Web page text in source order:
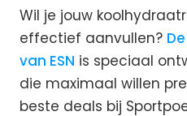
Wil je jouw
effectief aanvullen?
van ESN is speciaal
die maximaal willen
beste deals bij